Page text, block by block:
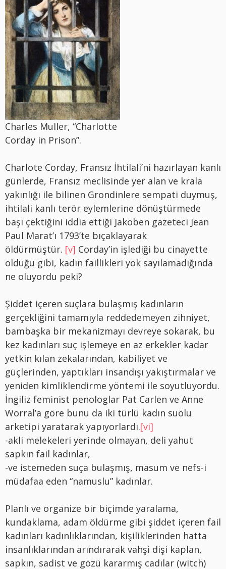
Charles Muller, “Charlotte
Corday in Prison”.
Charlote Corday, Fransız İhtilali’ni hazırlayan kanlı
günlerde, Fransız meclisinde yer alan ve krala
yakınlığı ile bilinen Grondinlere sempati duymuş,
ihtilali kanlı terör eylemlerine dönüştürmede
başı çektiğini iddia ettiği Jakoben gazeteci Jean
Paul Marat’ı 1793’te bıçaklayarak
öldürmüştür. [v] Corday’in işlediği bu cinayette
olduğu gibi, kadın faillikleri yok sayılamadığında
ne oluyordu peki?
Şiddet içeren suçlara bulaşmış kadınların
gerçekliğini tamamıyla reddedemeyen zihniyet,
bambaşka bir mekanizmayı devreye sokarak, bu
kez kadınları suç işlemeye en az erkekler kadar
yetkin kılan zekalarından, kabiliyet ve
güçlerinden, yaptıkları insandışı yakıştırmalar ve
yeniden kimliklendirme yöntemi ile soyutluyordu.
İngiliz feminist penologlar Pat Carlen ve Anne
Worral’a göre bunu da iki türlü kadın suölu
arketipi yaratarak yapıyorlardı.[vi]
-akli melekeleri yerinde olmayan, deli yahut
sapkın fail kadınlar,
-ve istemeden suça bulaşmış, masum ve nefs-i
müdafaa eden “namuslu” kadınlar.
Planlı ve organize bir biçimde yaralama,
kundaklama, adam öldürme gibi şiddet içeren fail
kadınları kadınlıklarından, kişiliklerinden hatta
insanlıklarından arındırarak vahşi dişi kaplan,
sapkın, sadist ve gözü kararmış cadılar (witch)